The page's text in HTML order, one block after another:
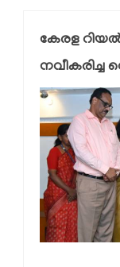
കേരള റിയൽ
നവീകരിച്ച